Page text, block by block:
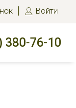
Войти
380-76-10